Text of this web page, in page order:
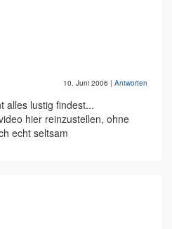
10. Juni 2006 | Antworten
alles lustig findest...
hier reinzustellen, ohne
echt seltsam